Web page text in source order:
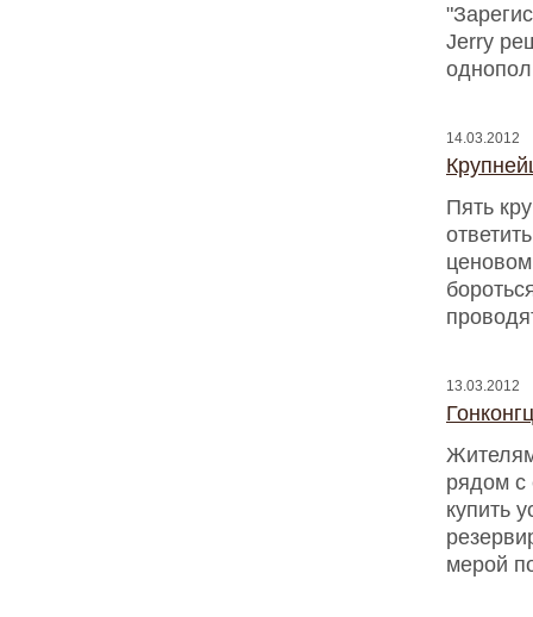
Jerry
14.03.2012
Пять
13.03.2012
рядом с
купить
мерой